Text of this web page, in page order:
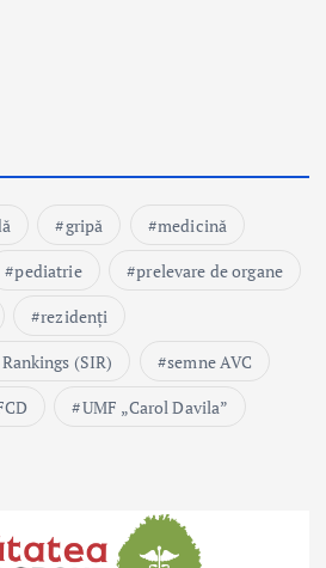
gripă
medicină
pediatrie
prelevare de organe
rezidenți
(SIR)
semne AVC
UMF „Carol Davila”